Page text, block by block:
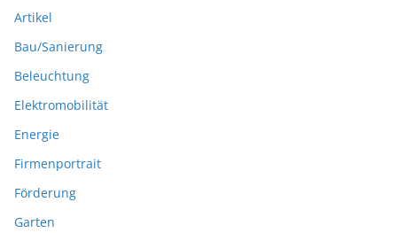
Artikel
Bau/Sanierung
Beleuchtung
Elektromobilität
Energie
Firmenportrait
Förderung
Garten